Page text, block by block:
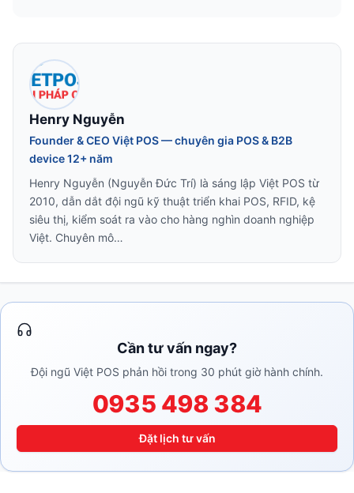
Henry Nguyễn
Founder & CEO Việt POS — chuyên gia POS & B2B
device 12+ năm
Henry Nguyễn (Nguyễn Đức Trí) là sáng lập Việt POS từ
2010, dẫn dắt đội ngũ kỹ thuật triển khai POS, RFID, kệ
siêu thị, kiểm soát ra vào cho hàng nghìn doanh nghiệp
Việt. Chuyên mô…
Cần tư vấn ngay?
Đội ngũ Việt POS phản hồi trong 30 phút giờ hành chính.
0935 498 384
Đặt lịch tư vấn